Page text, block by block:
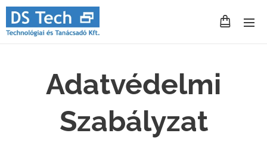
Adatvédelmi
Szabályzat